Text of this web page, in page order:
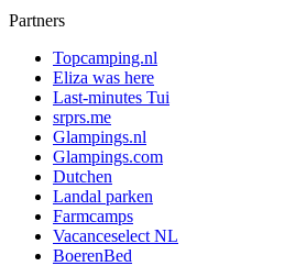
Partners
Topcamping.nl
Eliza was here
Last-minutes Tui
srprs.me
Glampings.nl
Glampings.com
Dutchen
Landal parken
Farmcamps
Vacanceselect NL
BoerenBed